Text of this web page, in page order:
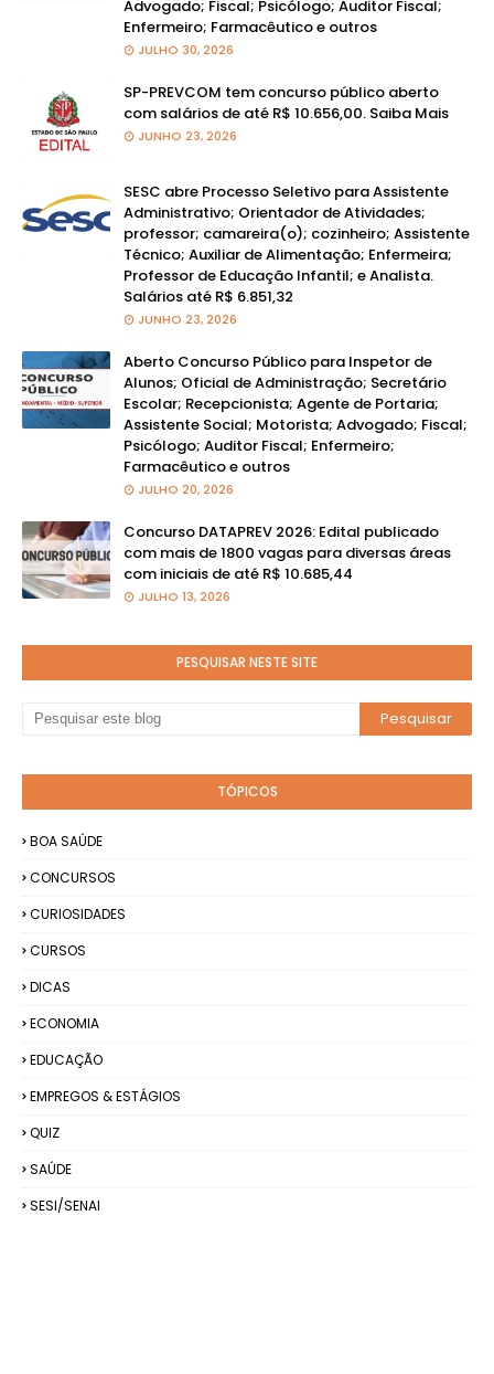
Advogado; Fiscal; Psicólogo; Auditor Fiscal;
Enfermeiro; Farmacêutico e outros
JULHO 30, 2026
SP-PREVCOM tem concurso público aberto
com salários de até R$ 10.656,00. Saiba Mais
JUNHO 23, 2026
SESC abre Processo Seletivo para Assistente
Administrativo; Orientador de Atividades;
professor; camareira(o); cozinheiro; Assistente
Técnico; Auxiliar de Alimentação; Enfermeira;
Professor de Educação Infantil; e Analista.
Salários até R$ 6.851,32
JUNHO 23, 2026
Aberto Concurso Público para Inspetor de
Alunos; Oficial de Administração; Secretário
Escolar; Recepcionista; Agente de Portaria;
Assistente Social; Motorista; Advogado; Fiscal;
Psicólogo; Auditor Fiscal; Enfermeiro;
Farmacêutico e outros
JULHO 20, 2026
Concurso DATAPREV 2026: Edital publicado
com mais de 1800 vagas para diversas áreas
com iniciais de até R$ 10.685,44
JULHO 13, 2026
PESQUISAR NESTE SITE
TÓPICOS
BOA SAÚDE
CONCURSOS
CURIOSIDADES
CURSOS
DICAS
ECONOMIA
EDUCAÇÃO
EMPREGOS & ESTÁGIOS
QUIZ
SAÚDE
SESI/SENAI